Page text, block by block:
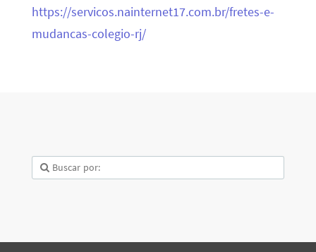
https://servicos.nainternet17.com.br/fretes-e-
mudancas-colegio-rj/